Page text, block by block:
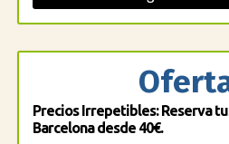
Precios Irrepetibles: Reserva
Barcelona desde 40€.